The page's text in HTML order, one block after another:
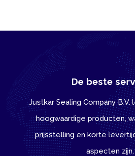
De beste
Justkar Sealing Company
hoogwaardige producten,
prijsstelling en korte
aspecten zijn.